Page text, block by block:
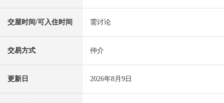
交屋时间/可入住时间 需讨论
交易方式 仲介
更新日 2026年8月9日